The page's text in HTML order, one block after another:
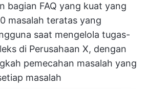
bagian FAQ yang kuat yang
masalah teratas yang
saat mengelola tugas-
di Perusahaan X, dengan
pemecahan masalah yang
masalah